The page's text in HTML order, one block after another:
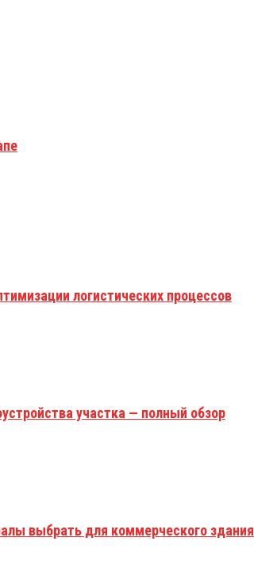
логистических процессов
участка — полный обзор
выбрать для коммерческого здания